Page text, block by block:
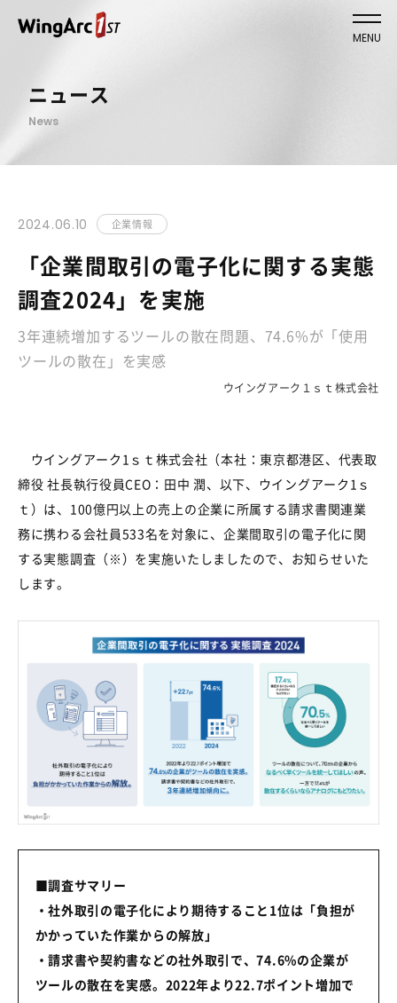
MENU
ニュース
News
2024.06.10 企業情報
「企業間取引の電子化に関する実態
調査2024」を実施
3年連続増加するツールの散在問題、74.6%が「使用
ツールの散在」を実感
ウイングアーク１ｓｔ株式会社
ウイングアーク1ｓｔ株式会社（本社：東京都港区、代表取
締役 社長執行役員CEO ：田中 潤、以下、ウイングアーク 1 ｓ
ｔ）は、 100億円以上の売上の企業に所属する請求書関連業
務に携わる会社員533名を対象に、企業間取引の電子化に関
する実態調査（※）を実施いたしましたので、お知らせいた
します。
■調査サマリー
・社外取引の電子化により期待すること 1位は「負担が
かかっていた作業からの解放」
・請求書や契約書などの社外取引で、74.6%の企業が
ツールの散在を実感。 2022年より22.7ポイント増加で